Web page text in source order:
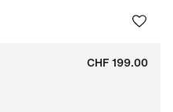
CHF 199.00